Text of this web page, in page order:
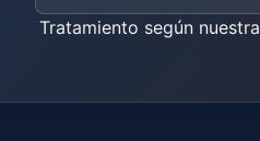
Tratamiento según nuestra